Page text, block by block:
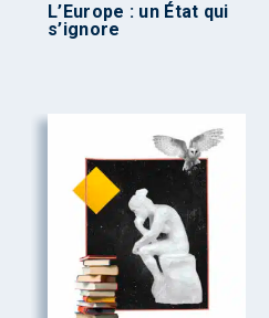
L’Europe : un État qui
s’ignore